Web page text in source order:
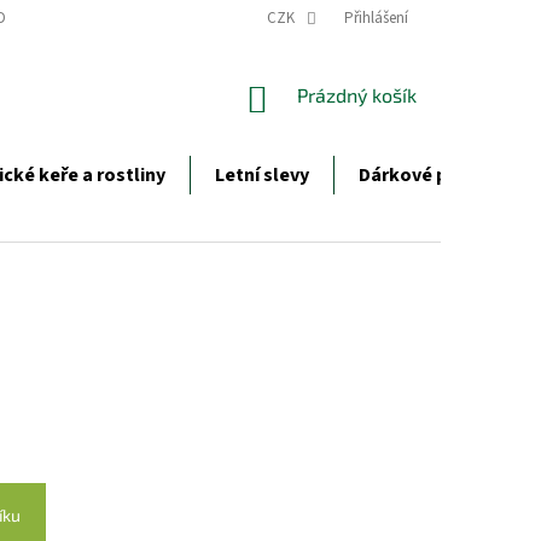
ROSTLIN ZIMNÍ OCHRANA ROSTLIN OBCHODNÍ PODMÍNKY
CZK Přihlášení
NÁKUPNÍ
Prázdný košík
keře a rostliny Letní slevy Dárkové poukazy